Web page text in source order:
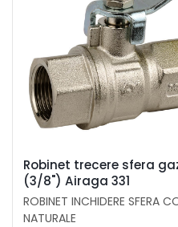
Robinet trecere sfera
(3/8") Airaga 331
ROBINET INCHIDERE SFERA
NATURALE